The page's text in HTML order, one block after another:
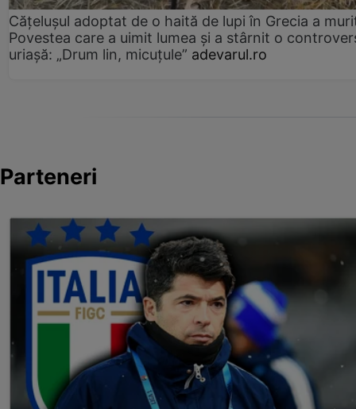
Cățelușul adoptat de o haită de lupi în Grecia a
Povestea care a uimit lumea și a stârnit o
uriașă: „Drum lin, micuțule” adevarul.ro
Parteneri